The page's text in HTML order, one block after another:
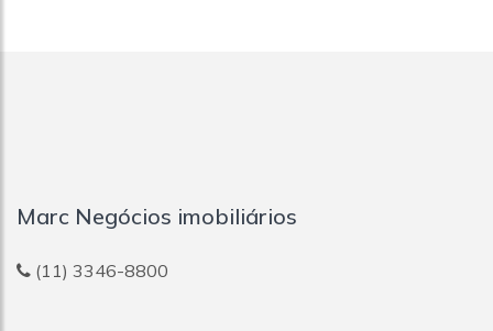
Marc Negócios imobiliários
(11) 3346-8800